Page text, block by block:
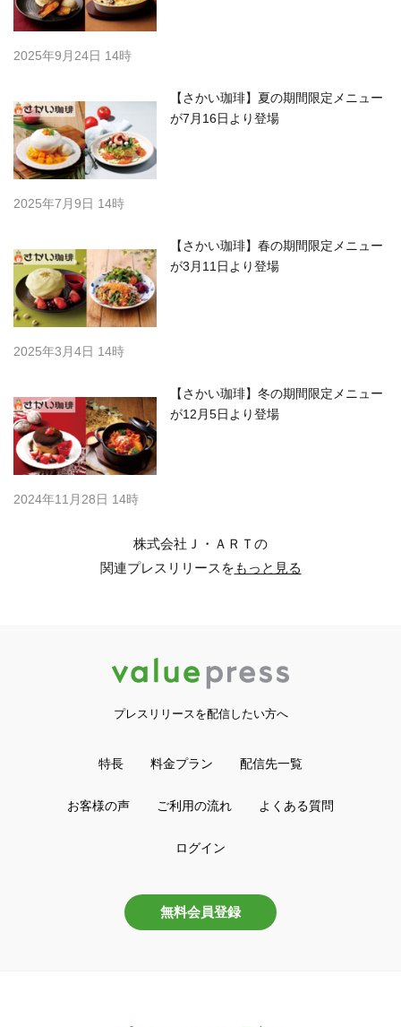
2025年9月24日 14時
【さかい珈琲】夏の期間限定メニュー
が7月16日より登場
2025年7月9日 14時
【さかい珈琲】春の期間限定メニュー
が3月11日より登場
2025年3月4日 14時
【さかい珈琲】冬の期間限定メニュー
が12月5日より登場
2024年11月28日 14時
株式会社Ｊ・ＡＲＴの
関連プレスリリースをもっと見る
プレスリリースを配信したい方へ
特長 料金プラン 配信先一覧
お客様の声 ご利用の流れ よくある質問
ログイン
無料会員登録